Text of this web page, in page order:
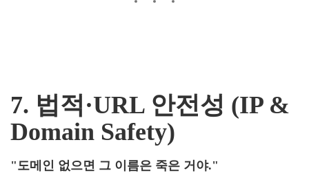
7. 법적·URL 안전성 (IP &
Domain Safety)
"도메인 없으면 그 이름은 죽은 거야."